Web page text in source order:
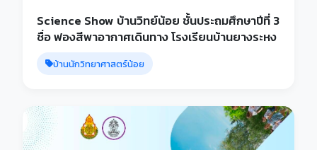
Science Show บ้านวิทย์น้อย ชั้นประถมศึกษาปีที่ 3
ชื่อ ฟองสีพาอากาศเดินทาง โรงเรียนบ้านยางระหง
บ้านนักวิทยาศาสตร์น้อย